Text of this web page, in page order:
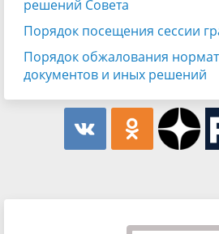
решений Совета
Порядок посещения сессии
Порядок обжалования
документов и иных решений